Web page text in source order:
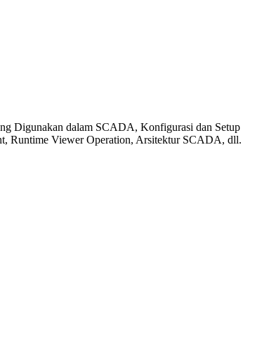
Digunakan dalam SCADA, Konfigurasi dan Setup
Runtime Viewer Operation, Arsitektur SCADA, dll.